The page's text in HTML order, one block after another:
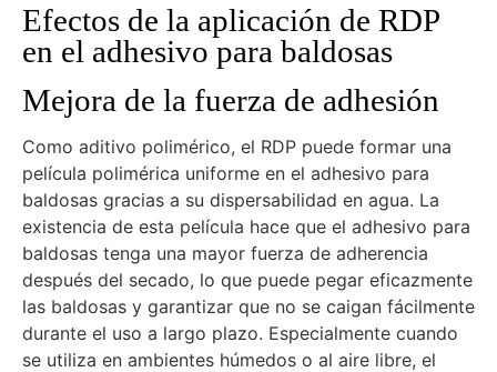
Efectos de la aplicación de RDP
en el adhesivo para baldosas
Mejora de la fuerza de adhesión
Como aditivo polimérico, el RDP puede formar una
película polimérica uniforme en el adhesivo para
baldosas gracias a su dispersabilidad en agua. La
existencia de esta película hace que el adhesivo para
baldosas tenga una mayor fuerza de adherencia
después del secado, lo que puede pegar eficazmente
las baldosas y garantizar que no se caigan fácilmente
durante el uso a largo plazo. Especialmente cuando
se utiliza en ambientes húmedos o al aire libre, el